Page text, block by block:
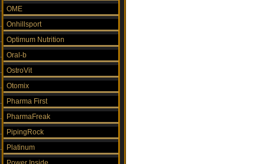
OME
Onhillsport
Optimum Nutrition
Oral-b
OstroVit
Otomix
Pharma First
PharmaFreak
PipingRock
Platinum